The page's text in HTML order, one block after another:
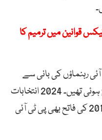
قوانین میں ترمیم کا
رہنماؤں کی بانی سے
ملاقاتیں ہی میری وجہ سے شروع ہوئی تھیں۔ 2024 انتخابات
کی اصل فاتح پی ٹی آئی ہے اور 2018 کی فاتح بھی پی ٹی آئی